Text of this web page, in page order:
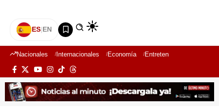
ES|EN
Nacionales Internacionales Economía Entretenimiento